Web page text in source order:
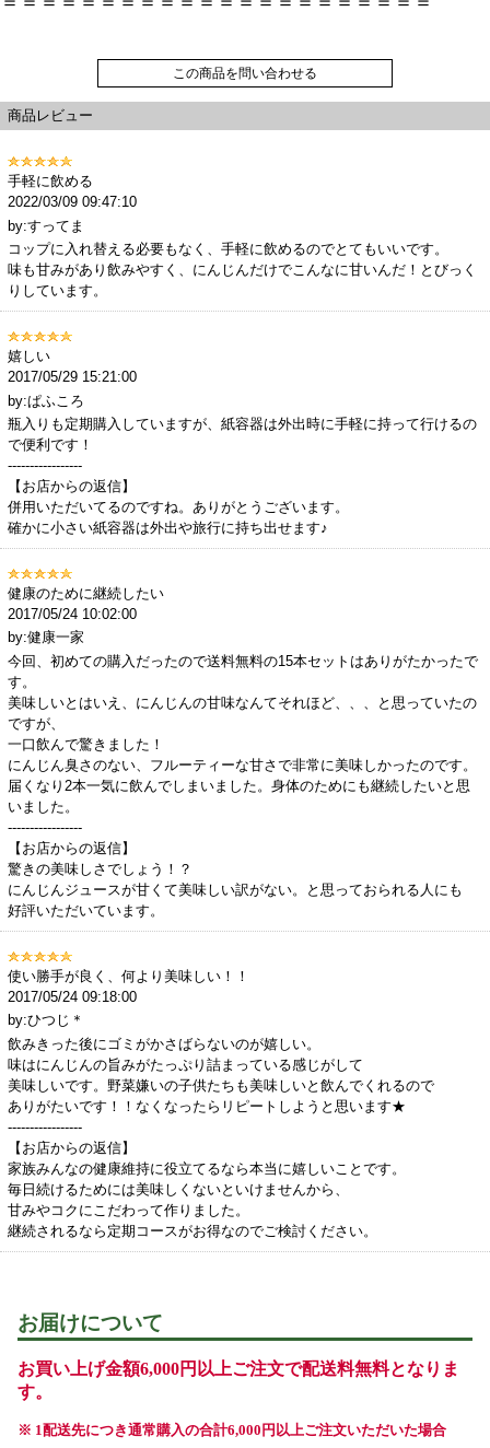
この商品を問い合わせる
商品レビュー
手軽に飲める
2022/03/09 09:47:10
by:すってま
コップに入れ替える必要もなく、手軽に飲めるのでとてもいいです。
味も甘みがあり飲みやすく、にんじんだけでこんなに甘いんだ！とびっく
りしています。
嬉しい
2017/05/29 15:21:00
by:ぱふころ
瓶入りも定期購入していますが、紙容器は外出時に手軽に持って行けるの
で便利です！
-----------------
【お店からの返信】
併用いただいてるのですね。ありがとうございます。
確かに小さい紙容器は外出や旅行に持ち出せます♪
健康のために継続したい
2017/05/24 10:02:00
by:健康一家
今回、初めての購入だったので送料無料の15本セットはありがたかったで
す。
美味しいとはいえ、にんじんの甘味なんてそれほど、、、と思っていたの
ですが、
一口飲んで驚きました！
にんじん臭さのない、フルーティーな甘さで非常に美味しかったのです。
届くなり2本一気に飲んでしまいました。身体のためにも継続したいと思
いました。
-----------------
【お店からの返信】
驚きの美味しさでしょう！？
にんじんジュースが甘くて美味しい訳がない。と思っておられる人にも
好評いただいています。
使い勝手が良く、何より美味しい！！
2017/05/24 09:18:00
by:ひつじ＊
飲みきった後にゴミがかさばらないのが嬉しい。
味はにんじんの旨みがたっぷり詰まっている感じがして
美味しいです。野菜嫌いの子供たちも美味しいと飲んでくれるので
ありがたいです！！なくなったらリピートしようと思います★
-----------------
【お店からの返信】
家族みんなの健康維持に役立てるなら本当に嬉しいことです。
毎日続けるためには美味しくないといけませんから、
甘みやコクにこだわって作りました。
継続されるなら定期コースがお得なのでご検討ください。